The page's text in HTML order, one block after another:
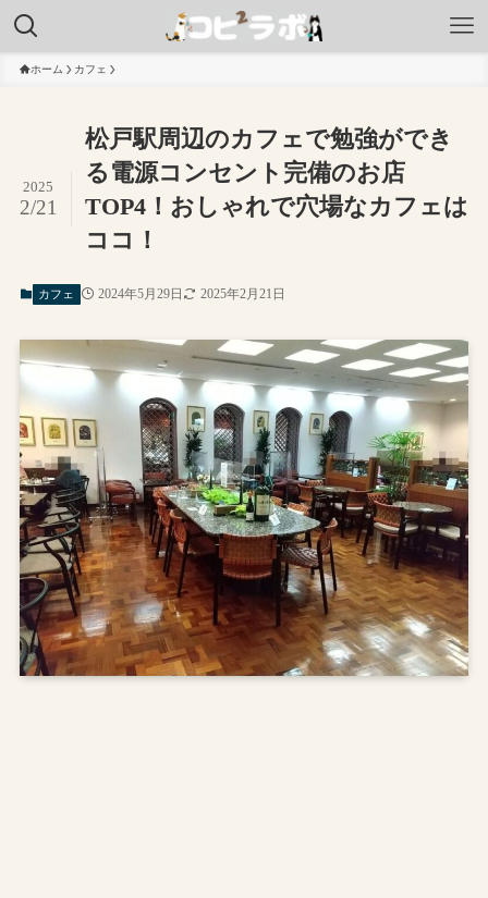
ホーム カフェ
松戸駅周辺のカフェで勉強ができ
る電源コンセント完備のお店
TOP4！おしゃれで穴場なカフェは
ココ！
2025
2/21
カフェ 2024年5月29日 2025年2月21日